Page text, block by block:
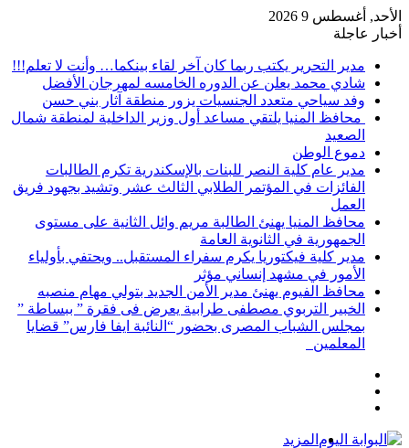
الأحد, أغسطس 9 2026
أخبار عاجلة
مدير التحرير يكتب ربما كان آخر لقاء بينكما… وأنت لا تعلم!!!
شادي محمد يعلن عن الدوره الخامسه لمهرجان الأفضل
وفد سياحي متعدد الجنسيات يزور منطقة آثار بني حسن
محافظ المنيا يلتقي مساعد أول وزير الداخلية لمنطقة شمال
الصعيد
دموع الوطن
مدير عام كلية النصر للبنات بالإسكندرية تكرم الطالبات
الفائزات في المؤتمر الطلابي الثالث عشر وتشيد بجهود فريق
العمل
محافظ المنيا يهنئ الطالبة مريم وائل الثانية على مستوى
الجمهورية في الثانوية العامة
مدير كلية فيكتوريا يكرم سفراء المستقبل.. ويحتفي بأولياء
الأمور في مشهد إنساني مؤثر
محافظ الفيوم يهنئ مدير الأمن الجديد بتولي مهام منصبه
الخبير التربوي مصطفى طرابية يعرض فى فقرة ” ببساطة ”
بمجلس الشباب المصرى بحضور “النائبة ايفا فارس” قضايا
المعلمين
المزيد